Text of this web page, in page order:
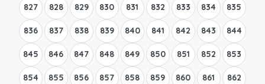
827 828 829 830 831 832 833 834 835
836 837 838 839 840 841 842 843 844
845 846 847 848 849 850 851 852 853
854 855 856 857 858 859 860 861 862